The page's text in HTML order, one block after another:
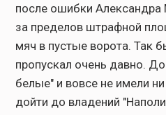
после ошибки
за пределов штрафной
мяч в пустые ворота. Так
пропускал очень давно.
белые" и вовсе не имели
дойти до владений